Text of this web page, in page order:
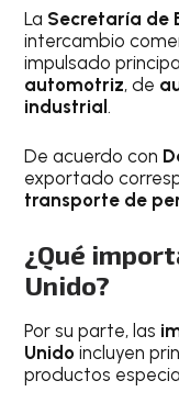
La Secretaría de
intercambio
impulsado
automotriz, de
industrial.
De acuerdo con
exportado
transporte de
¿Qué
Unido?
Por su parte, las
Unido incluyen
productos